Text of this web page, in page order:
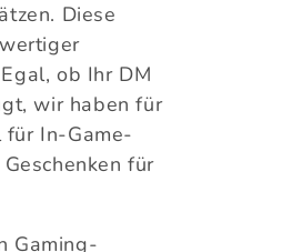
Diese
ob Ihr DM
wir haben für
In-Game-
für
Gaming-